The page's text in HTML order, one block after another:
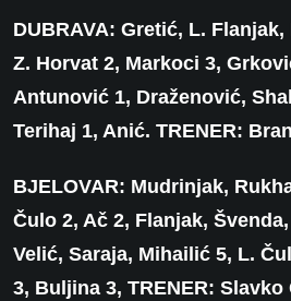
DUBRAVA: Gretić, L.
Z. Horvat 2, Markoci 3,
Antunović 1, Draženović,
Terihaj 1, Anić. TRENER:
BJELOVAR: Mudrinjak,
Čulo 2, Ač 2, Flanjak,
Velić, Saraja, Mihailić 5, L.
3, Buljina 3, TRENER: Slavko